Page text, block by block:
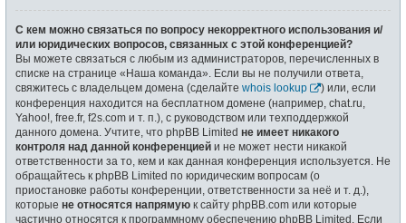
С кем можно связаться по вопросу некорректного использования и/
или юридических вопросов, связанных с этой конференцией?
Вы можете связаться с любым из администраторов, перечисленных в
списке на странице «Наша команда». Если вы не получили ответа,
свяжитесь с владельцем домена (сделайте whois lookup
) или, если
конференция находится на бесплатном домене (например, chat.ru,
Yahoo!, free.fr, f2s.com и т. п.), с руководством или техподдержкой
данного домена. Учтите, что phpBB Limited не имеет никакого
контроля над данной конференцией и не может нести никакой
ответственности за то, кем и как данная конференция используется. Не
обращайтесь к phpBB Limited по юридическим вопросам (о
приостановке работы конференции, ответственности за неё и т. д.),
которые не относятся напрямую к сайту phpBB.com или которые
частично относятся к программному обеспечению phpBB Limited. Если